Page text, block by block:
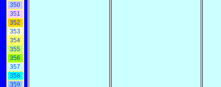
350
351
352
353
354
355
356
357
358
359